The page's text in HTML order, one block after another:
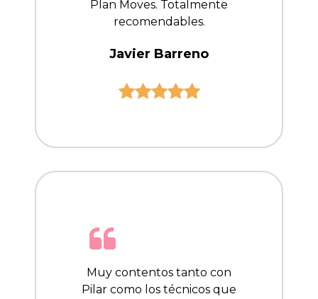
Plan Moves. Totalmente
recomendables.
Javier Barreno
Muy contentos tanto con
Pilar como los técnicos que